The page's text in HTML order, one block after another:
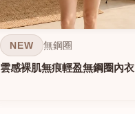
NEW 無鋼圈
雲感裸肌無痕輕盈無鋼圈內衣